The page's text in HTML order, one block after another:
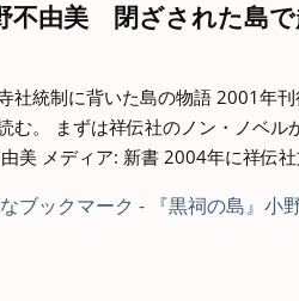
不由美 閉ざされた島
社統制に背いた島の物語 2001年
む。 まずは祥伝社のノン・ノベ
美 メディア: 新書 2004年に祥伝